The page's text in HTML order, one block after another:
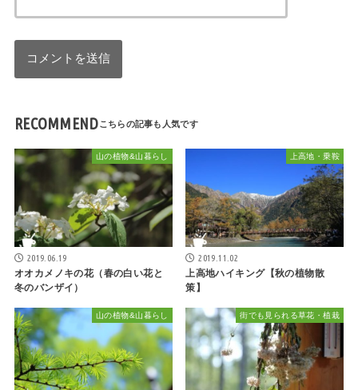
RECOMMEND
山の植物&山暮らし
2019.06.19
オオカメノキの花（春の白い花と
冬のバンザイ）
上高地・乗鞍
2019.11.02
上高地ハイキング【秋の植物散
策】
山の植物&山暮らし 街でも見られる草花・植栽